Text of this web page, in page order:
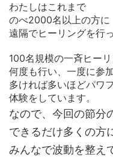
わたしはこれまで
のべ2000名以上の方に
遠隔でヒーリングを行
100名規模の一斉ヒー
何度も行い、一度に参
多ければ多いほどパワ
体験をしています。
なので、今回の節分
できるだけ多くの方
みんなで波動を整え